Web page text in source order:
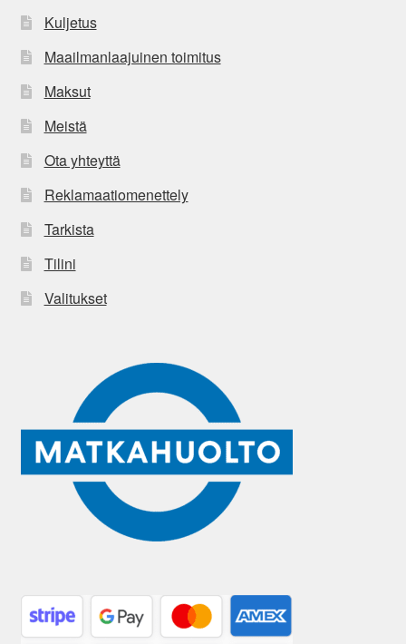
Kuljetus
Maailmanlaajuinen toimitus
Maksut
Meistä
Ota yhteyttä
Reklamaatiomenettely
Tarkista
Tilini
Valitukset